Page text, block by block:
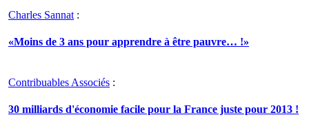
Charles Sannat :
«Moins de 3 ans pour apprendre à être pauvre… !»
Contribuables Associés :
30 milliards d'économie facile pour la France juste pour 2013 !